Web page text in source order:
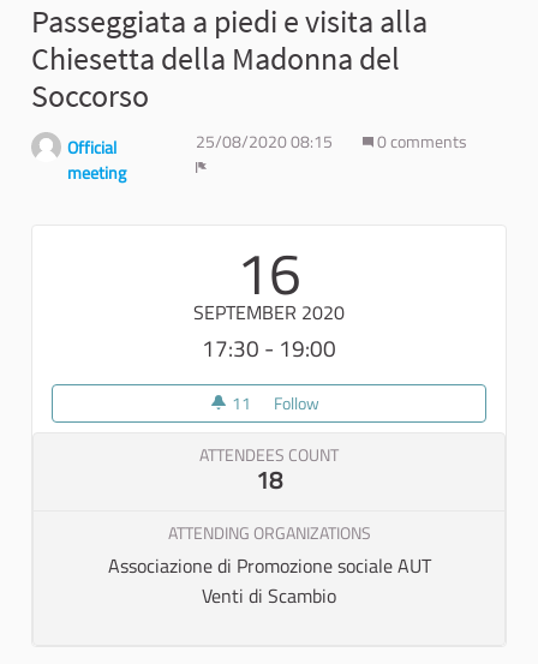
Passeggiata a piedi e visita alla
Chiesetta della Madonna del
Soccorso
Official
meeting
25/08/2020 08:15
0 comments
16
SEPTEMBER 2020
17:30 - 19:00
11 11 followers
Follow
ATTENDEES COUNT
18
ATTENDING ORGANIZATIONS
Associazione di Promozione sociale AUT
Venti di Scambio